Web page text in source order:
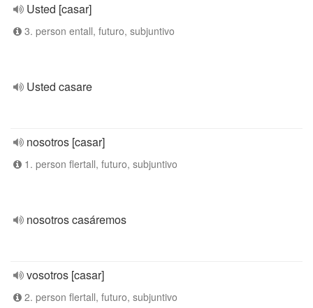
Usted [casar]
3. person entall, futuro, subjuntivo
Usted casare
nosotros [casar]
1. person flertall, futuro, subjuntivo
nosotros casáremos
vosotros [casar]
2. person flertall, futuro, subjuntivo